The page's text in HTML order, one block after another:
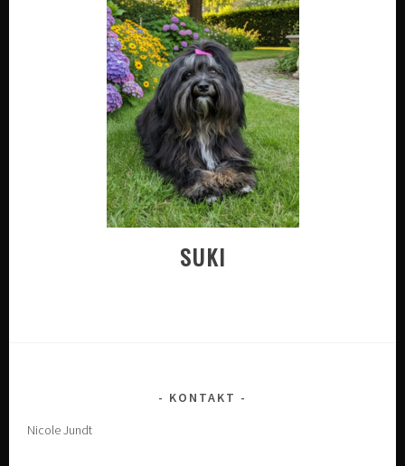
SUKI
KONTAKT
Nicole Jundt